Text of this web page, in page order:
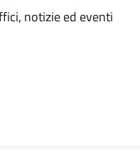
notizie ed eventi